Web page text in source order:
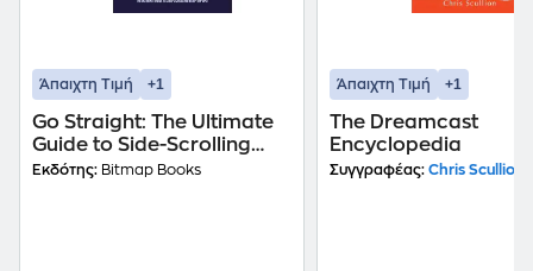
Άπαιχτη Τιμή +1
Go Straight: The Ultimate
Guide to Side-Scrolling
Beat-’Em-Ups
Εκδότης: Bitmap Books
Άπαιχτη Τιμή +1
The Dreamcast
Encyclopedia
Συγγραφέας: Chris Scullion